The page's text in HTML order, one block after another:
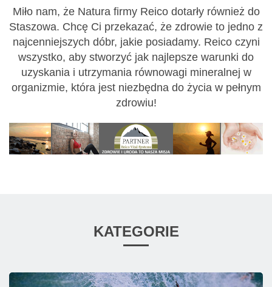
Miło nam, że Natura firmy Reico dotarły również do
Staszowa. Chcę Ci przekazać, że zdrowie to jedno z
najcenniejszych dóbr, jakie posiadamy. Reico czyni
wszystko, aby stworzyć jak najlepsze warunki do
uzyskania i utrzymania równowagi mineralnej w
organizmie, która jest niezbędna do życia w pełnym
zdrowiu!
KATEGORIE